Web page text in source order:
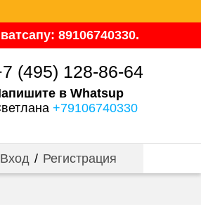
89106740330.
(495) 128-86-64
в Whatsup
+79106740330
Вход / Регистрация